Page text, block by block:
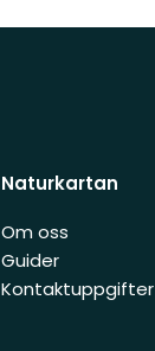
Naturkartan
Om oss
Guider
Kontaktuppgifter